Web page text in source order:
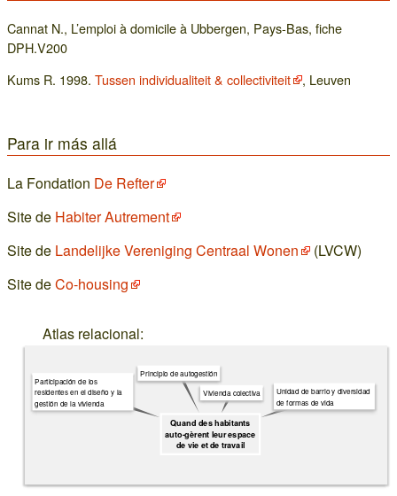
Cannat N., L’emploi à domicile à Ubbergen, Pays-Bas, fiche
DPH.V200
Kums R. 1998. Tussen individualiteit & collectiviteit , Leuven
Para ir más allá
La Fondation De Refter
Site de Habiter Autrement
Site de Landelijke Vereniging Centraal Wonen
(LVCW)
Site deCo-housing
Atlas relacional:
Quand des habitants
auto-gèrent leur espace
de vie et de travail
Unidad de barrio y diversidad
de formas de vida
Vivienda colectiva
Principio de autogestión
Participación de los
residentes en el diseño y la
gestión de la vivienda